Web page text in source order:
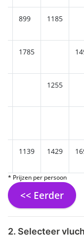
899 1185
1785
1255
1139 1429
* Prijzen per persoon
<< Eerder
2. Selecteer